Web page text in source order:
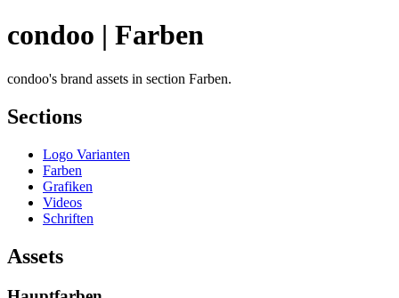
condoo | Farben
condoo's brand assets in section Farben.
Sections
Logo Varianten
Farben
Grafiken
Videos
Schriften
Assets